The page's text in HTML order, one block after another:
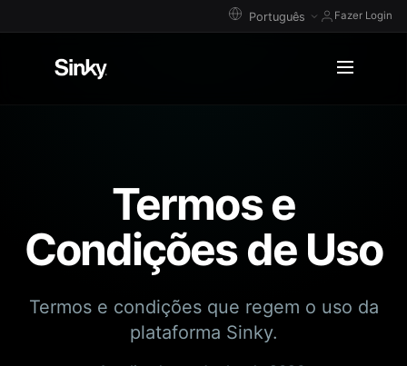
Fazer Login
Termos e
Condições de Uso
Termos e condições que regem o uso da
plataforma Sinky.